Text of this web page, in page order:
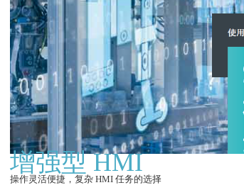
增强型 HMI
操作灵活便捷，复杂 HMI 任务的选择